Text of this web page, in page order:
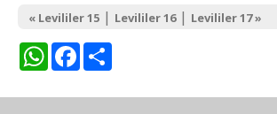
« Levililer 15 | Levililer 16| Levililer 17 »
WhatsAppFacebook